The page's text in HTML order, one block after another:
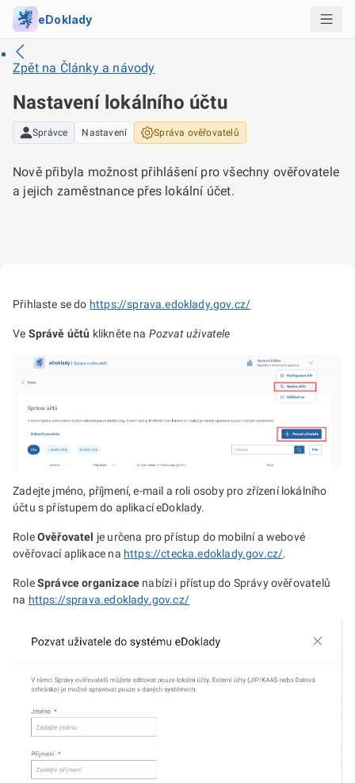
eDoklady
Zpět na Články a návody
Nastavení lokálního účtu
Správce Nastavení Správa ověřovatelů
Nově přibyla možnost přihlášení pro všechny ověřovatele
a jejich zaměstnance přes lokální účet.
Přihlaste se do https://sprava.edoklady.gov.cz/
Ve Správě účtů klikněte na Pozvat uživatele
Zadejte jméno, příjmení, e-mail a roli osoby pro zřízení lokálního
účtu s přístupem do aplikací eDoklady.
RoleOvěřovatel je určena pro přístup do mobilní a webové
ověřovací aplikace na https://ctecka.edoklady.gov.cz/.
RoleSprávce organizace nabízí i přístup do Správy ověřovatelů
na https://sprava.edoklady.gov.cz/